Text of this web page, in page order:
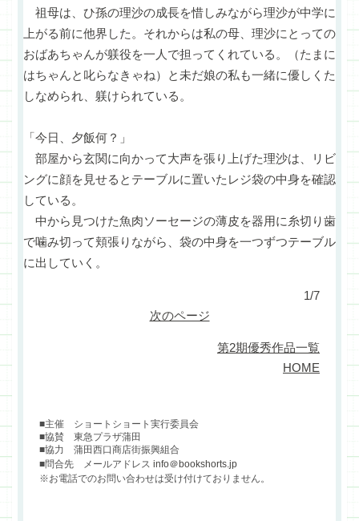
祖母は、ひ孫の理沙の成長を惜しみながら理沙が中学に
上がる前に他界した。それからは私の母、理沙にとっての
おばあちゃんが躾役を一人で担ってくれている。（たまに
はちゃんと叱らなきゃね）と未だ娘の私も一緒に優しくた
しなめられ、躾けられている。
「今日、夕飯何？」
部屋から玄関に向かって大声を張り上げた理沙は、リビ
ングに顔を見せるとテーブルに置いたレジ袋の中身を確認
している。
中から見つけた魚肉ソーセージの薄皮を器用に糸切り歯
で噛み切って頬張りながら、袋の中身を一つずつテーブル
に出していく。
1/7
次のページ
第2期優秀作品一覧
HOME
■主催 ショートショート実行委員会
■協賛 東急プラザ蒲田
■協力 蒲田西口商店街振興組合
■問合先 メールアドレス info＠bookshorts.jp
※お電話でのお問い合わせは受け付けておりません。